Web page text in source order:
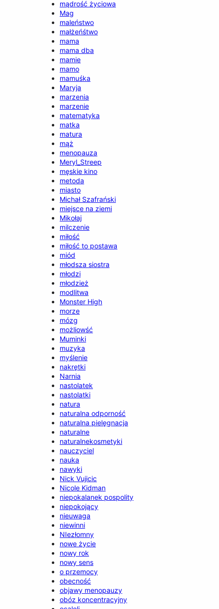
mądrość życiowa
Mag
maleństwo
małżeńśtwo
mama
mama dba
mamie
mamo
mamuśka
Maryja
marzenia
marzenie
matematyka
matka
matura
mąż
menopauza
Meryl_Streep
męskie kino
metoda
miasto
Michał Szafrański
miejsce na ziemi
Mikołaj
milczenie
miłość
miłość to postawa
miód
młodsza siostra
młodzi
młodzież
modlitwa
Monster High
morze
mózg
możliowść
Muminki
muzyka
myślenie
nakrętki
Narnia
nastolatek
nastolatki
natura
naturalna odporność
naturalna pielęgnacja
naturalne
naturalnekosmetyki
nauczyciel
nauka
nawyki
Nick Vujicic
Nicole Kidman
niepokalanek pospolity
niepokojący
nieuwaga
niewinni
NIezłomny
nowe życie
nowy rok
nowy sens
o przemocy
obecność
objawy menopauzy
obóz koncentracyjny